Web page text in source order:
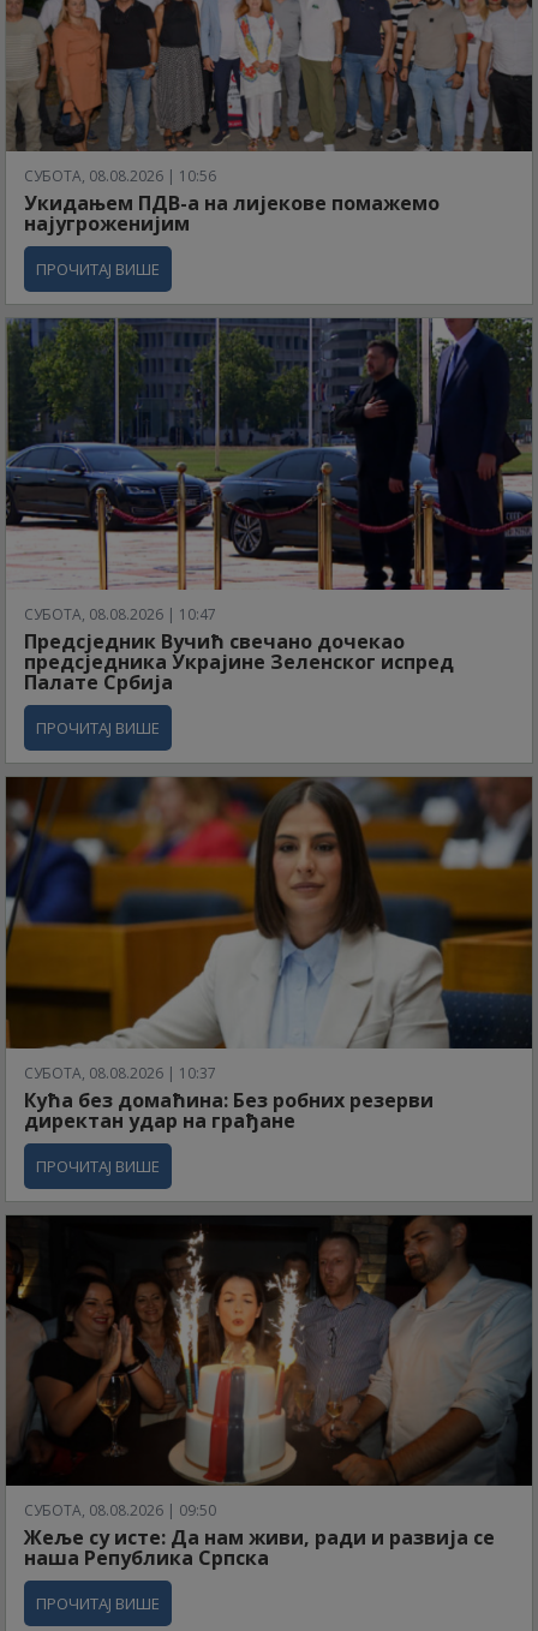
СУБОТА, 08.08.2026 | 10:56
Укидањем ПДВ-а на лијекове помажемо
најугроженијим
ПРОЧИТАЈ ВИШЕ
СУБОТА, 08.08.2026 | 10:47
Предсједник Вучић свечано дочекао
предсједника Украјине Зеленског испред
Палате Србија
ПРОЧИТАЈ ВИШЕ
СУБОТА, 08.08.2026 | 10:37
Кућа без домаћина: Без робних резерви
директан удар на грађане
ПРОЧИТАЈ ВИШЕ
СУБОТА, 08.08.2026 | 09:50
Жеље су исте: Да нам живи, ради и развија се
наша Република Српска
ПРОЧИТАЈ ВИШЕ